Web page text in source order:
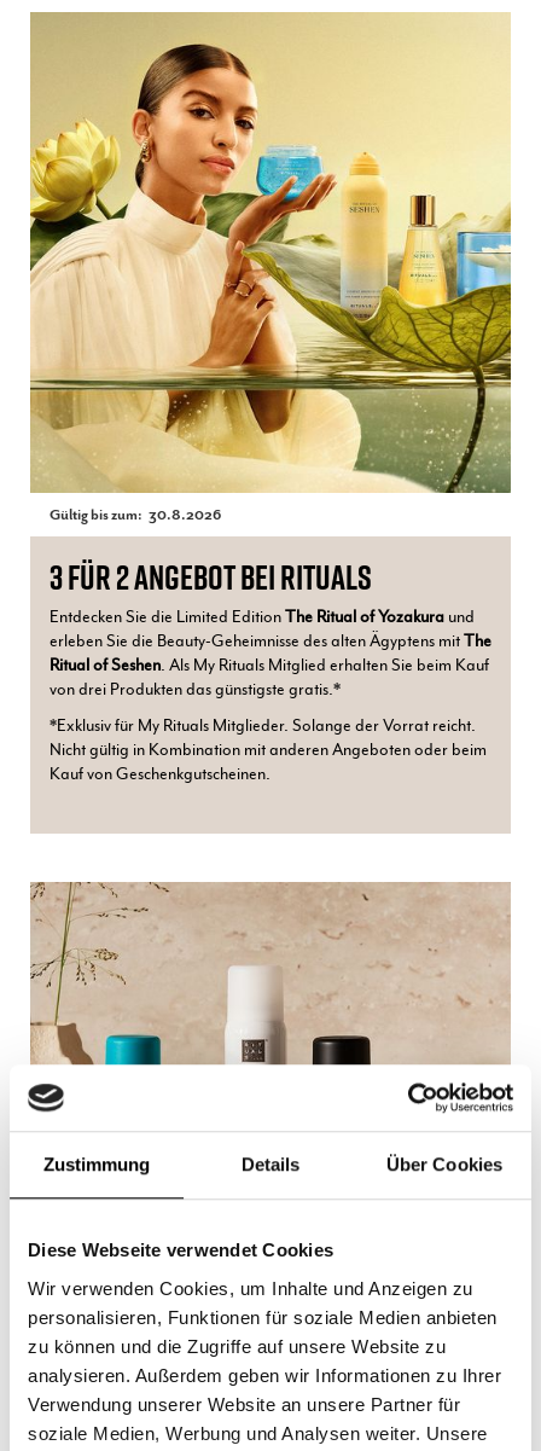
Zustimmung Details Über Cookies
Diese Webseite verwendet Cookies
Wir verwenden Cookies, um Inhalte und Anzeigen zu
personalisieren, Funktionen für soziale Medien anbieten
zu können und die Zugriffe auf unsere Website zu
analysieren. Außerdem geben wir Informationen zu Ihrer
Verwendung unserer Website an unsere Partner für
soziale Medien, Werbung und Analysen weiter. Unsere
Gültig bis zum: 30.8.2026
3 FÜR 2 ANGEBOT BEI RITUALS
Entdecken Sie die Limited EditionThe Ritual of Yozakura und
erleben Sie die Beauty-Geheimnisse des alten Ägyptens mitThe
Ritual of Seshen . Als My Rituals Mitglied erhalten Sie beim Kauf
von drei Produkten das günstigste gratis.*
*Exklusiv für My Rituals Mitglieder. Solange der Vorrat reicht.
Nicht gültig in Kombination mit anderen Angeboten oder beim
Kauf von Geschenkgutscheinen.
Gültig bis zum: 6.9.2026